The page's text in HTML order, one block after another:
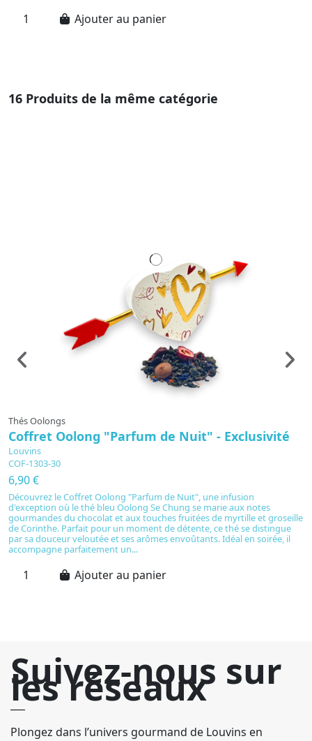
Ajouter au panier
16 Produits de la même catégorie
Thés Oolongs
Coffret Oolong "Parfum de Nuit" - Exclusivité
Louvins
COF-1303-30
6,90 €
Découvrez le Coffret Oolong "Parfum de Nuit", une infusion
d'exception où le thé bleu Oolong Se Chung se marie aux notes
gourmandes du chocolat et aux touches fruitées de myrtille et groseille
de Corinthe. Parfait pour un moment de détente, ce thé se distingue
par sa douceur veloutée et ses arômes envoûtants. Idéal en soirée, il
accompagne parfaitement un...
Ajouter au panier
Suivez-nous sur
les réseaux
Plongez dans l’univers gourmand de Louvins en